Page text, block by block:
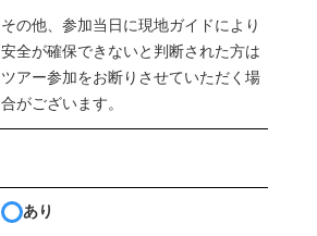
その他、参加当日に現地ガイドにより
安全が確保できないと判断された方は
ツアー参加をお断りさせていただく場
合がございます。
あり